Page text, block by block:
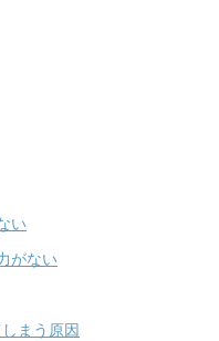
い
がない
まう原因